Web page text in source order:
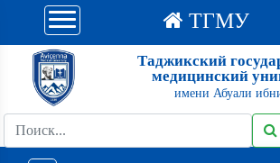
ТГМУ
Таджикский
медицинский
имени Абуали